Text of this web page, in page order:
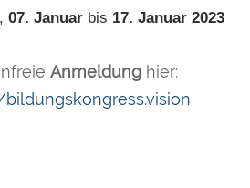
07. Januar bis 17. Januar 2023
Anmeldung hier: